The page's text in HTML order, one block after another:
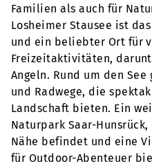
Familien als auch für
Losheimer Stausee ist
und ein beliebter Ort für
Freizeitaktivitäten,
Angeln. Rund um den
und Radwege, die
Landschaft bieten. Ein
Naturpark Saar-
Nähe befindet und eine
für Outdoor-Abenteuer